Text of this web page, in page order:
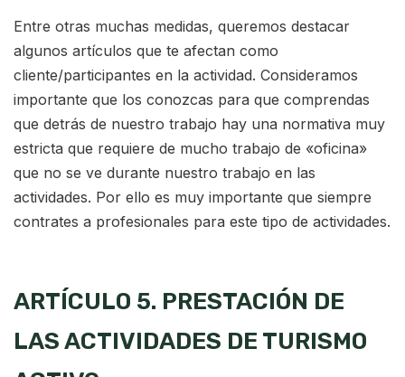
Entre otras muchas medidas, queremos destacar
algunos artículos que te afectan como
cliente/participantes en la actividad. Consideramos
importante que los conozcas para que comprendas
que detrás de nuestro trabajo hay una normativa muy
estricta que requiere de mucho trabajo de «oficina»
que no se ve durante nuestro trabajo en las
actividades. Por ello es muy importante que siempre
contrates a profesionales para este tipo de actividades.
ARTÍCULO 5. PRESTACIÓN DE
LAS ACTIVIDADES DE TURISMO